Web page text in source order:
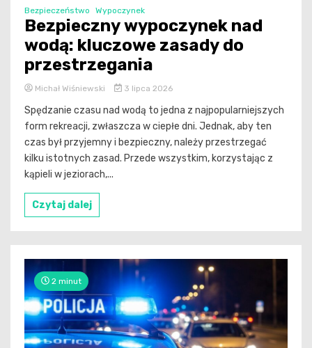
Bezpieczeństwo Wypoczynek
Bezpieczny wypoczynek nad
wodą: kluczowe zasady do
przestrzegania
Michał Wiśniewski 3 lipca 2026
Spędzanie czasu nad wodą to jedna z najpopularniejszych
form rekreacji, zwłaszcza w ciepłe dni. Jednak, aby ten
czas był przyjemny i bezpieczny, należy przestrzegać
kilku istotnych zasad. Przede wszystkim, korzystając z
kąpieli w jeziorach,...
Czytaj dalej
2 minut